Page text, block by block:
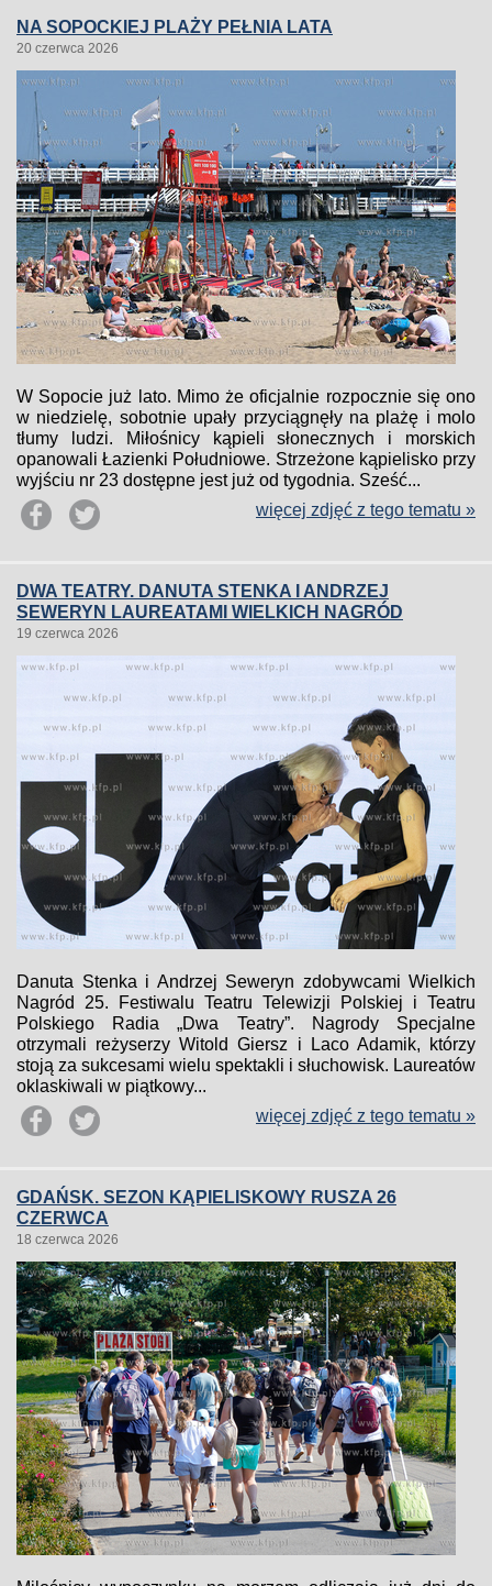
NA SOPOCKIEJ PLAŻY PEŁNIA LATA
20 czerwca 2026
W Sopocie już lato. Mimo że oficjalnie rozpocznie się ono
w niedzielę, sobotnie upały przyciągnęły na plażę i molo
tłumy ludzi. Miłośnicy kąpieli słonecznych i morskich
opanowali Łazienki Południowe. Strzeżone kąpielisko przy
wyjściu nr 23 dostępne jest już od tygodnia. Sześć...
więcej zdjęć z tego tematu »
DWA TEATRY. DANUTA STENKA I ANDRZEJ
SEWERYN LAUREATAMI WIELKICH NAGRÓD
19 czerwca 2026
Danuta Stenka i Andrzej Seweryn zdobywcami Wielkich
Nagród 25. Festiwalu Teatru Telewizji Polskiej i Teatru
Polskiego Radia „Dwa Teatry”. Nagrody Specjalne
otrzymali reżyserzy Witold Giersz i Laco Adamik, którzy
stoją za sukcesami wielu spektakli i słuchowisk. Laureatów
oklaskiwali w piątkowy...
więcej zdjęć z tego tematu »
GDAŃSK. SEZON KĄPIELISKOWY RUSZA 26
CZERWCA
18 czerwca 2026